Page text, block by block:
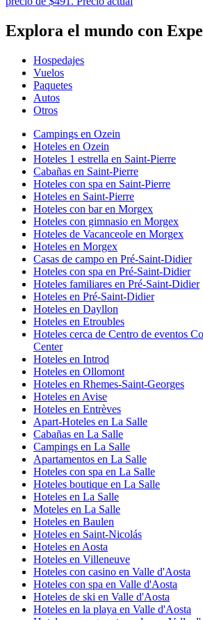
Explora el mundo con
Hospedajes
Vuelos
Paquetes
Autos
Otros
Campings en Ozein
Hoteles en Ozein
Hoteles 1 estrella en Saint-Pierre
Cabañas en Saint-Pierre
Hoteles con spa en Saint-Pierre
Hoteles en Saint-Pierre
Hoteles con bar en Morgex
Hoteles con gimnasio en Morgex
Hoteles de Vacanceole en Morgex
Hoteles en Morgex
Casas de campo en Pré-Saint-Didier
Hoteles con spa en Pré-Saint-Didier
Hoteles familiares en Pré-Saint-Didier
Hoteles en Pré-Saint-Didier
Hoteles en Dayllon
Hoteles en Etroubles
Hoteles cerca de Centro de eventos
Center
Hoteles en Introd
Hoteles en Ollomont
Hoteles en Rhemes-Saint-Georges
Hoteles en Avise
Hoteles en Entrèves
Apart-Hoteles en La Salle
Cabañas en La Salle
Campings en La Salle
Apartamentos en La Salle
Hoteles con spa en La Salle
Hoteles boutique en La Salle
Hoteles en La Salle
Moteles en La Salle
Hoteles en Baulen
Hoteles en Saint-Nicolás
Hoteles en Aosta
Hoteles en Villeneuve
Hoteles con casino en Valle d'Aosta
Hoteles con spa en Valle d'Aosta
Hoteles de ski en Valle d'Aosta
Hoteles en la playa en Valle d'Aosta